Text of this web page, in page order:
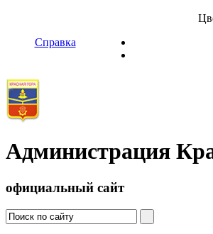
Справка
Администрация
официальный сайт